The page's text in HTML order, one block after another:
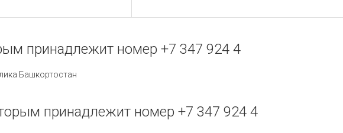
принадлежит номер +7 347 924 4
Башкортостан
принадлежит номер +7 347 924 4